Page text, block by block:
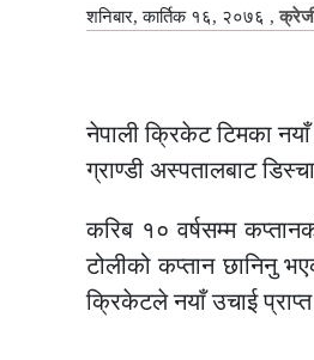
शनिबार, कार्तिक १६, २०७६ ,
नेपाली क्रिकेट टिमका
ग्राण्डी अस्पतालबाट
करिब १० वर्षसम्म
टोलीको कप्तान छानिनु
क्रिकेटले नयाँ उचाई प्राप्त